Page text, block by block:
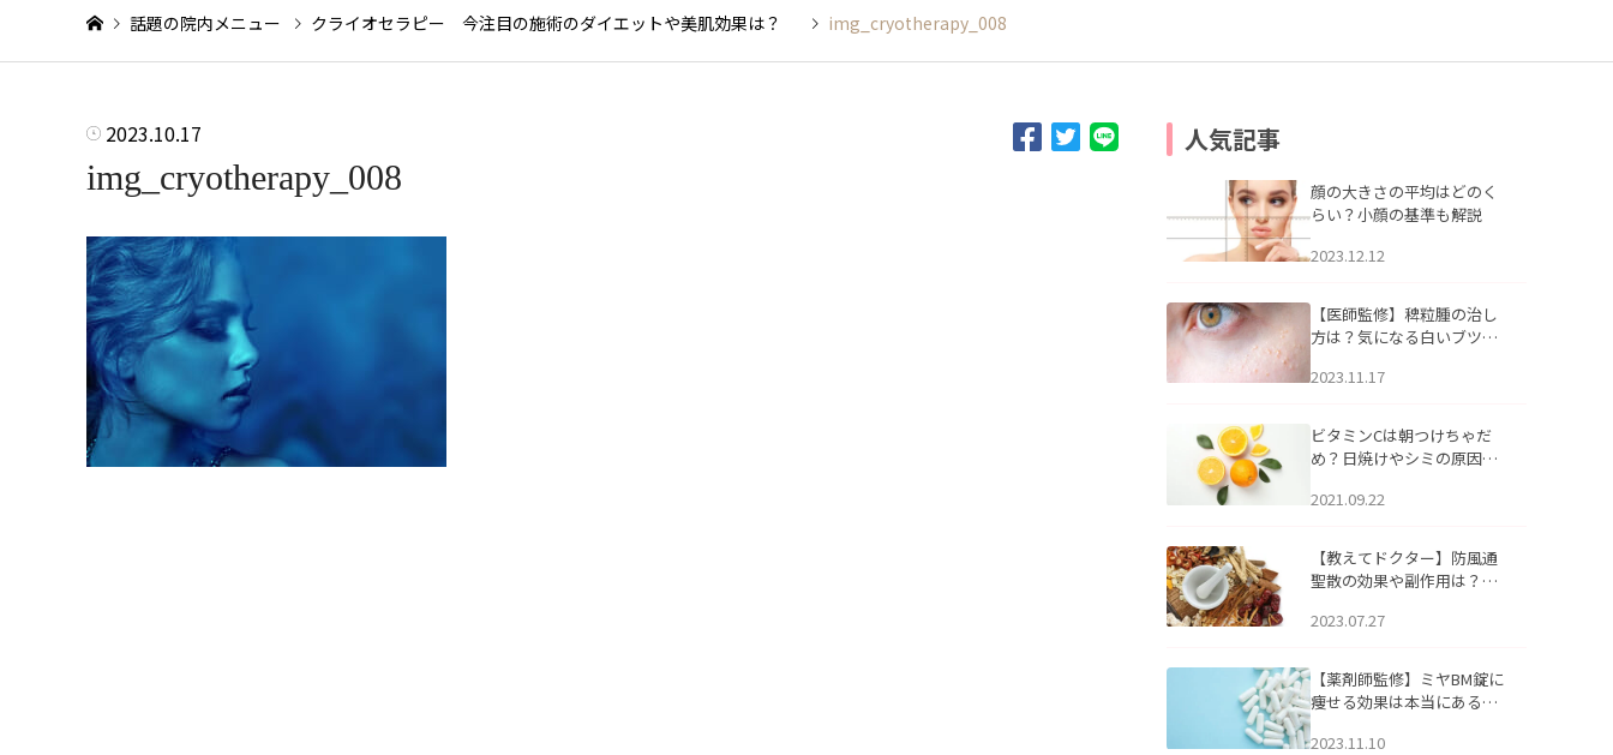
話題の院内メニュー クライオセラピー 今注目の施術のダイエットや美肌効果は？ img_cryotherapy_008
2023.10.17
img_cryotherapy_008
人気記事
顔の大きさの平均はどのく
らい？小顔の基準も解説
2023.12.12
【医師監修】稗粒腫の治し
方は？気になる白いブツブ
アについて
2023.11.17
ビタミンCは朝つけちゃだ
め？日焼けやシミの原因に
2021.09.22
【教えてドクター】防風通
聖散の効果や副作用は？長
2023.07.27
【薬剤師監修】ミヤBM錠に
痩せる効果は本当にある
2023.11.10